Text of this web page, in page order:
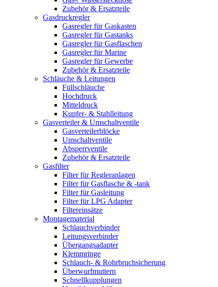
Zubehör & Ersatzteile
Gasdruckregler
Gasregler für Gaskasten
Gasregler für Gastanks
Gasregler für Gasflaschen
Gasregler für Marine
Gasregler für Gewerbe
Zubehör & Ersatzteile
Schläuche & Leitungen
Füllschläuche
Hochdruck
Mitteldruck
Kupfer- & Stahlleitung
Gasverteiler & Umschaltventile
Gasverteilerblöcke
Umschaltventile
Absperrventile
Zubehör & Ersatzteile
Gasfilter
Filter für Regleranlagen
Filter für Gasflasche & -tank
Filter für Gasleitung
Filter für LPG Adapter
Filtereinsätze
Montagematerial
Schlauchverbinder
Leitungsverbinder
Übergangsadapter
Klemmringe
Schlauch- & Rohrbruchsicherung
Überwurfmuttern
Schnellkupplungen